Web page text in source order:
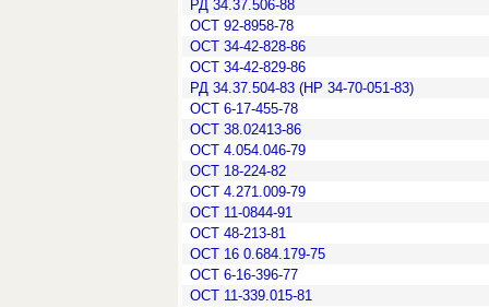
РД 34.37.506-88
ОСТ 92-8958-78
ОСТ 34-42-828-86
ОСТ 34-42-829-86
РД 34.37.504-83 (НР 34-70-051-83)
ОСТ 6-17-455-78
ОСТ 38.02413-86
ОСТ 4.054.046-79
ОСТ 18-224-82
ОСТ 4.271.009-79
ОСТ 11-0844-91
ОСТ 48-213-81
ОСТ 16 0.684.179-75
ОСТ 6-16-396-77
ОСТ 11-339.015-81